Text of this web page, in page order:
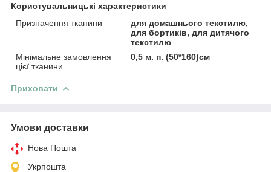
Користувальницькі характеристики
Призначення тканини
для домашнього текстилю,
для бортиків, для дитячого
текстилю
Мінімальне замовлення
цієї тканини
0,5 м. п. (50*160)см
Приховати
Умови доставки
Нова Пошта
Укрпошта